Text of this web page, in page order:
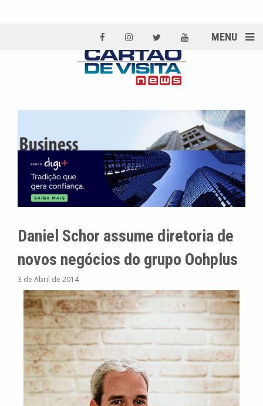
MENU
Daniel Schor assume diretoria de
novos negócios do grupo Oohplus
3 de Abril de 2014